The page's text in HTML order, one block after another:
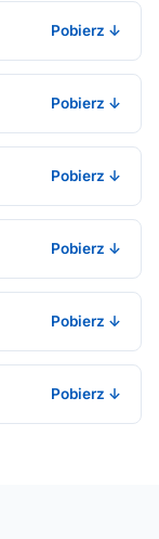
Pobierz ↓
Pobierz ↓
Pobierz ↓
Pobierz ↓
Pobierz ↓
Pobierz ↓